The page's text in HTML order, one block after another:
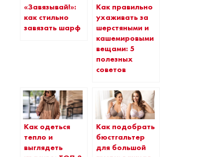
«Завязывай!»:
как стильно
завязать шарф
Как правильно
ухаживать за
шерстяными и
кашемировыми
вещами: 5
полезных
советов
Как одеться
тепло и
выглядеть
Как подобрать
бюстгальтер
для большой